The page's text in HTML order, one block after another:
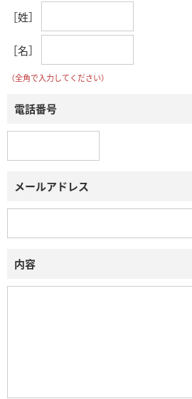
［姓］
［名］
（全角で入力してください）
電話番号
メールアドレス
内容